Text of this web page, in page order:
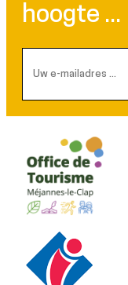
hoogte ...